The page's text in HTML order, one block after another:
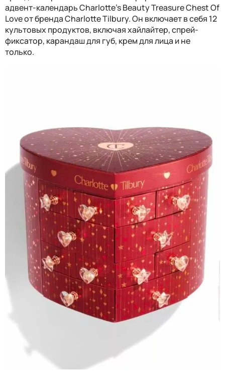
адвент-календарь Charlotte’s Beauty Treasure Chest Of
Love от бренда Charlotte Tilbury. Он включает в себя 12
культовых продуктов, включая хайлайтер, спрей-
фиксатор, карандаш для губ, крем для лица и не
только.